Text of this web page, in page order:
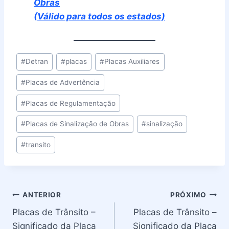
Obras
(Válido para todos os estados)
Tags
do
Post:
#Detran #placas #Placas Auxiliares
#Placas de Advertência
#Placas de Regulamentação
#Placas de Sinalização de Obras #sinalização
#transito
Navegação
de
ANTERIOR
Placas de Trânsito –
Significado da Placa
PRÓXIMO
Placas de Trânsito –
Significado da Placa